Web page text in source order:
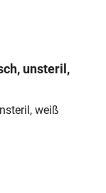
unsteril,
weiß